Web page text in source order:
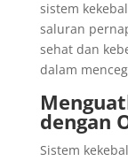
sistem
saluran
sehat dan
dalam
dengan
Sistem